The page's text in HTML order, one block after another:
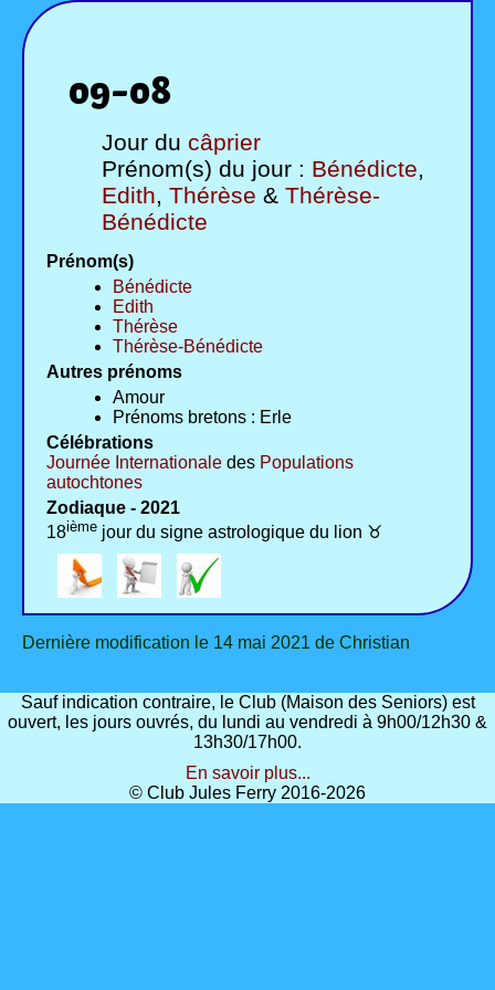
09-08
Jour du câprier
Prénom(s) du jour : Bénédicte,
Edith, Thérèse & Thérèse-
Bénédicte
Prénom(s)
Bénédicte
Edith
Thérèse
Thérèse-Bénédicte
Autres prénoms
Amour
Prénoms bretons : Erle
Célébrations
Journée Internationale des Populations
autochtones
Zodiaque - 2021
18ième jour du signe astrologique du lion ♉
Dernière modification le 14 mai 2021 de Christian
Sauf indication contraire, le Club (Maison des Seniors) est
ouvert, les jours ouvrés, du lundi au vendredi à 9h00/12h30 &
13h30/17h00.
En savoir plus...
© Club Jules Ferry 2016-2026